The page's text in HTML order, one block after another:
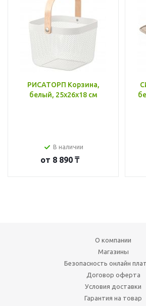
РИСАТОРП Корзина,
белый, 25x26x18 см
В наличии
от 8 890 ₸
О компании
Магазины
Безопасность онлайн
Договор оферта
Условия доставки
Гарантия на товар